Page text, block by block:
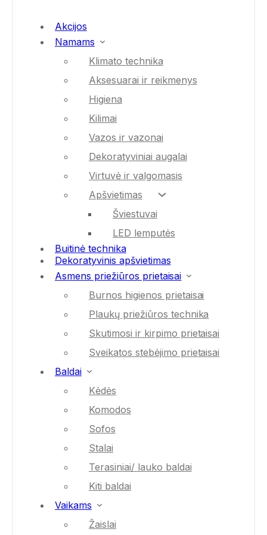
Akcijos
Namams
Klimato technika
Aksesuarai ir reikmenys
Higiena
Kilimai
Vazos ir vazonai
Dekoratyviniai augalai
Virtuvė ir valgomasis
Apšvietimas
Šviestuvai
LED lemputės
Buitinė technika
Dekoratyvinis apšvietimas
Asmens priežiūros prietaisai
Burnos higienos prietaisai
Plaukų priežiūros technika
Skutimosi ir kirpimo prietaisai
Sveikatos stebėjimo prietaisai
Baldai
Kėdės
Komodos
Sofos
Stalai
Terasiniai/ lauko baldai
Kiti baldai
Vaikams
Žaislai